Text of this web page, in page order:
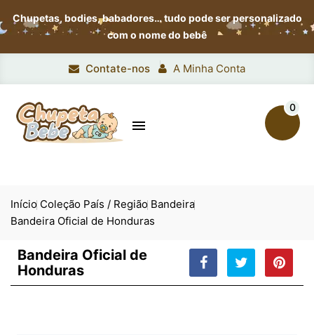
Chupetas, bodies, babadores…tudo pode ser personalizado
com o nome do bebê
Contate-nos A Minha Conta

0
Início Coleção País / Região Bandeira
Bandeira Oficial de Honduras
Bandeira Oficial de
Honduras